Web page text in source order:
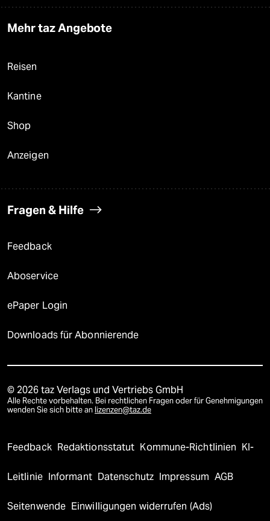
Mehr taz Angebote
Reisen
Kantine
Shop
Anzeigen
Fragen & Hilfe
Feedback
Aboservice
ePaper Login
Downloads für Abonnierende
© 2026 taz Verlags und Vertriebs GmbH
Alle Rechte vorbehalten. Bei rechtlichen Fragen oder für Genehmigungen
wenden Sie sich bitte an lizenzen@taz.de
Feedback Redaktionsstatut Kommune-Richtlinien KI-
Leitlinie Informant Datenschutz Impressum AGB
Seitenwende Einwilligungen widerrufen (Ads)